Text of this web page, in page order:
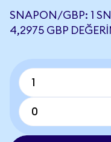
SNAPON/GBP: 1
4,2975 GBP